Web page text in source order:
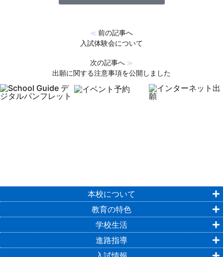
≪ 前の記事へ
入試体験会について
次の記事へ ≫
出願に関する注意事項を公開しました
本校について
教育の特色
学校生活
進路指導